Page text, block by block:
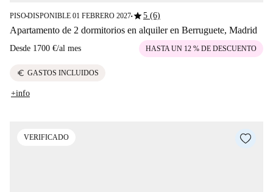
PISO■DISPONIBLE 01 FEBRERO 2027■star5 (6)
Apartamento de 2 dormitorios en alquiler en Berruguete, Madrid
Desde 1700 €/al mes HASTA UN 12 % DE DESCUENTO
euro GASTOS INCLUIDOS
+info
VERIFICADO